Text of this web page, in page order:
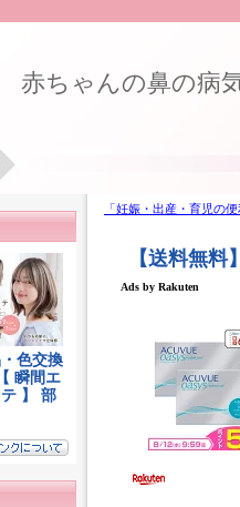
赤ちゃんの鼻の病
「妊娠・出産・育児の